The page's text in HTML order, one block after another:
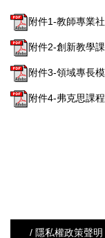
附件1-教師專業
附件2-創新教學
附件3-領域專長
附件4-弗克思課
/ 隱私權政策聲明